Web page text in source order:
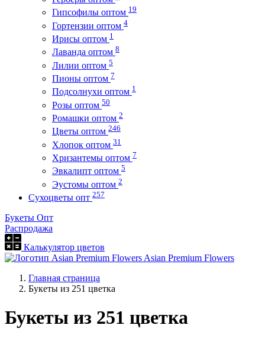
Гипсофилы оптом 19
Гортензии оптом 4
Ирисы оптом 1
Лаванда оптом 8
Лилии оптом 5
Пионы оптом 7
Подсолнухи оптом 1
Розы оптом 50
Ромашки оптом 2
Цветы оптом 246
Хлопок оптом 31
Хризантемы оптом 7
Эвкалипт оптом 5
Эустомы оптом 2
Сухоцветы опт 257
Букеты Опт
Распродажа
Калькулятор цветов
Asian Premium Flowers
Главная страница
Букеты из 251 цветка
Букеты из 251 цветка